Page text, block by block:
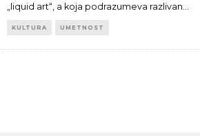
„liquid art“, a koja podrazumeva razlivan
KULTURA UMETNOST